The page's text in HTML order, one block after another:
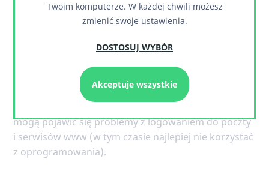
Klient otrzymuje od Nas nowe dane do połączenia z
serwerem. Konieczna będzie ponowna konfiguracja
Proces zmiany DNS zaleca się wykonywać w
mogą pojawić się problemy z logowaniem do poczty
i serwisów www (w tym czasie najlepiej nie korzystać
z oprogramowania).
Twoim komputerze. W każdej chwili możesz
zmienić swoje ustawienia.
DOSTOSUJ WYBÓR
Akceptuje wszystkie